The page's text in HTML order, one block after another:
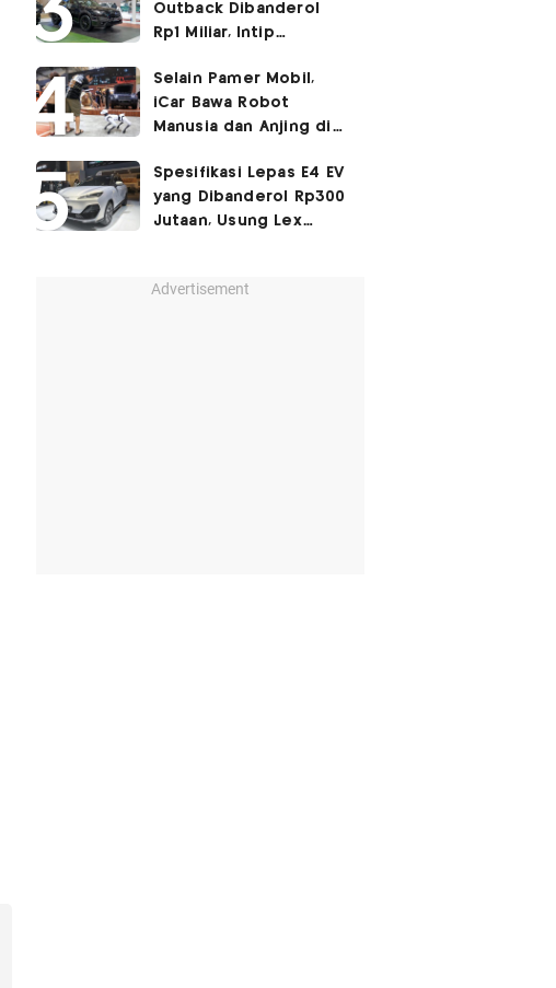
Outback Dibanderol
Rp1 Miliar, Intip
Selain Pamer Mobil,
iCar Bawa Robot
Manusia dan Anjing di
Spesifikasi Lepas E4 EV
yang Dibanderol Rp300
Jutaan, Usung Lex
Advertisement